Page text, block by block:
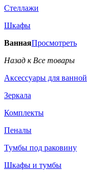
Стеллажи
Шкафы
ВаннаяПросмотреть
Назад к Все товары
Аксессуары для ванной
Зеркала
Комплекты
Пеналы
Тумбы под раковину
Шкафы и тумбы